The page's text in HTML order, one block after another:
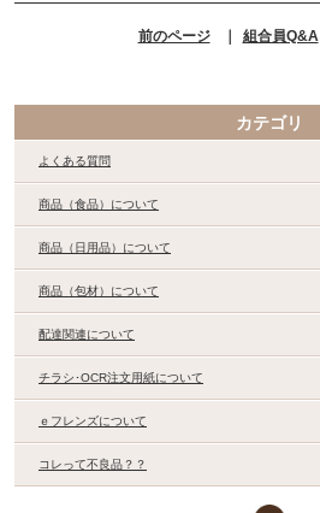
前のページ 組合員Q&A
カテゴリ
よくある質問
商品（食品）について
商品（日用品）について
商品（包材）について
配達関連について
チラシ･OCR注文用紙について
ｅフレンズについて
コレって不良品？？